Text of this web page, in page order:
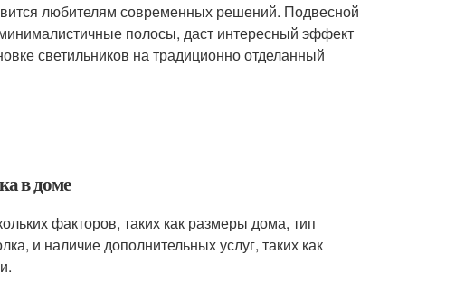
любителям современных решений. Подвесной
полосы, даст интересный эффект
светильников на традиционно отделанный
в доме
факторов, таких как размеры дома, тип
и наличие дополнительных услуг, таких как